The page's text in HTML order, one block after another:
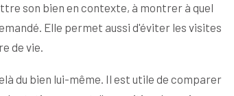
son bien en contexte, à montrer à quel
Elle permet aussi d'éviter les visites
de vie.
du bien lui-même. Il est utile de comparer